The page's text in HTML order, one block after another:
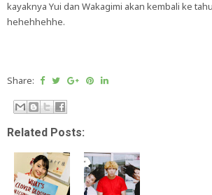
kayaknya Yui dan Wakagimi akan kembali ke
hehehhehhe.
Share:
Related Posts: